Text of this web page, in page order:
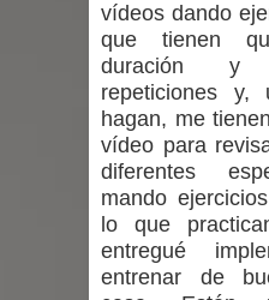
vídeos dando
que tienen
duración y
repeticiones
hagan, me
vídeo para
diferentes
mando
lo que
entregué
entrenar de